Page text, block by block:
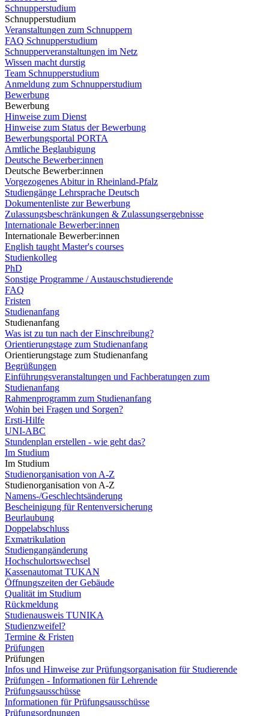
Schnupperstudium
Schnupperstudium
Veranstaltungen zum Schnuppern
FAQ Schnupperstudium
Schnupperveranstaltungen im Netz
Wissen macht durstig
Team Schnupperstudium
Anmeldung zum Schnupperstudium
Bewerbung
Bewerbung
Hinweise zum Dienst
Hinweise zum Status der Bewerbung
Bewerbungsportal PORTA
Amtliche Beglaubigung
Deutsche Bewerber:innen
Deutsche Bewerber:innen
Vorgezogenes Abitur in Rheinland-Pfalz
Studiengänge Lehrsprache Deutsch
Dokumentenliste zur Bewerbung
Zulassungsbeschränkungen & Zulassungsergebnisse
Internationale Bewerber:innen
Internationale Bewerber:innen
English taught Master's courses
Studienkolleg
PhD
Sonstige Programme / Austauschstudierende
FAQ
Fristen
Studienanfang
Studienanfang
Was ist zu tun nach der Einschreibung?
Orientierungstage zum Studienanfang
Orientierungstage zum Studienanfang
Begrüßungen
Einführungsveranstaltungen und Fachberatungen zum
Studienanfang
Rahmenprogramm zum Studienanfang
Wohin bei Fragen und Sorgen?
Ersti-Hilfe
UNI-ABC
Stundenplan erstellen - wie geht das?
Im Studium
Im Studium
Studienorganisation von A-Z
Studienorganisation von A-Z
Namens-/Geschlechtsänderung
Bescheinigung für Rentenversicherung
Beurlaubung
Doppelabschluss
Exmatrikulation
Studiengangänderung
Hochschulortswechsel
Kassenautomat TUKAN
Öffnungszeiten der Gebäude
Qualität im Studium
Rückmeldung
Studienausweis TUNIKA
Studienzweifel?
Termine & Fristen
Prüfungen
Prüfungen
Infos und Hinweise zur Prüfungsorganisation für Studierende
Prüfungen - Informationen für Lehrende
Prüfungsausschüsse
Informationen für Prüfungsausschüsse
Prüfungsordnungen